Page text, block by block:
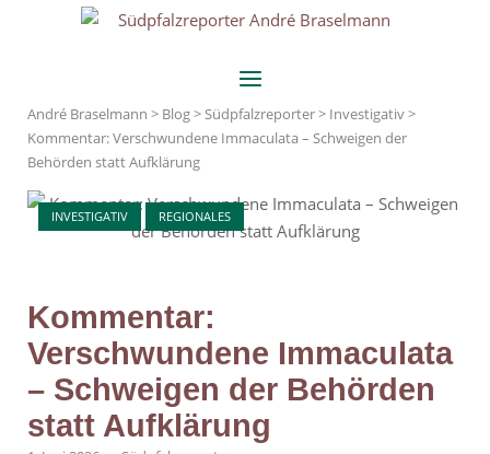
Home
Menu
André Braselmann > Blog>Südpfalzreporter> Investigativ>
Kommentar: Verschwundene Immaculata – Schweigen der
Behörden statt Aufklärung
INVESTIGATIV REGIONALES
Kommentar:
Verschwundene Immaculata
– Schweigen der Behörden
statt Aufklärung